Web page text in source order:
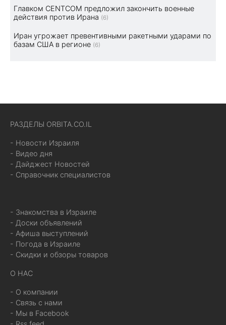
Главком CENTCOM предложил закончить военные
действия против Ирана (6)
Иран угрожает превентивными ракетными ударами по
базам США в регионе (6)
РАЗДЕЛЫ ORBITA.CO.IL
- Новости Израиля
- Видео дня
- Дайджест Новостей
- Справочник специалистов
- Знакомства в Израиле
- Доски объявлений
- Афиша выступлений
- Погода в Израиле
- Скидки и обзоры товаров
О НАС
- О компании
- Связь с нами
- Мы в Facebook